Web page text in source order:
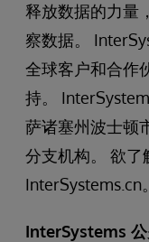
释放数据的力量
察数据。
全球客户和合作
持。
萨诸塞州波士顿
分支机构。 欲了
InterSystems.cn。
InterSystems 公